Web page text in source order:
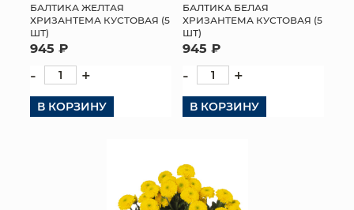
БАЛТИКА ЖЕЛТАЯ
ХРИЗАНТЕМА КУСТОВАЯ (5
ШТ)
945 ₽
- +
В КОРЗИНУ
БАЛТИКА БЕЛАЯ
ХРИЗАНТЕМА КУСТОВАЯ (5
ШТ)
945 ₽
- +
В КОРЗИНУ